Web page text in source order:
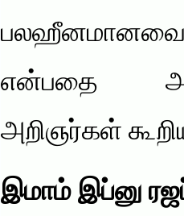
பலஹீனமானவை
என்பதை
அறிஞர்கள்
இமாம் இப்னு